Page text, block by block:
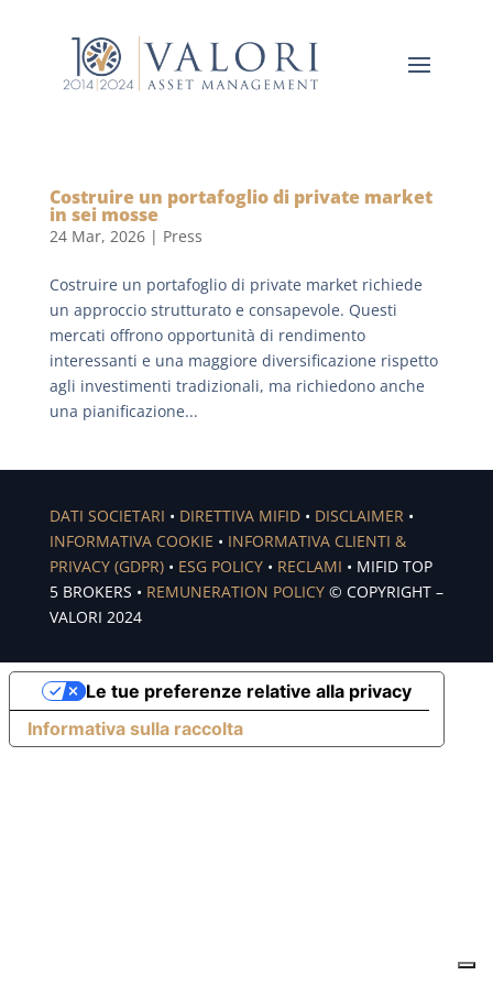
Costruire un portafoglio di private market
in sei mosse
24 Mar, 2026| Press
Costruire un portafoglio di private market richiede
un approccio strutturato e consapevole. Questi
mercati offrono opportunità di rendimento
interessanti e una maggiore diversificazione rispetto
agli investimenti tradizionali, ma richiedono anche
una pianificazione...
DATI SOCIETARI • DIRETTIVA MIFID• DISCLAIMER•
INFORMATIVA COOKIE • INFORMATIVA CLIENTI &
PRIVACY (GDPR)• ESG POLICY• RECLAMI • MIFID TOP
5 BROKERS • REMUNERATION POLICY© COPYRIGHT –
VALORI 2024
Informativa sulla raccolta
Le tue preferenze relative alla privacy